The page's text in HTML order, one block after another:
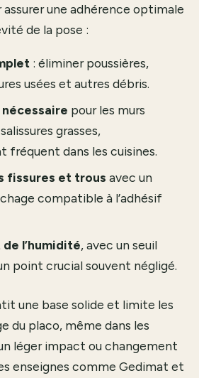
une adhérence optimale
de la pose :
: éliminer poussières,
usées et autres débris.
pour les murs
grasses,
fréquent dans les cuisines.
fissures et trous avec un
compatible à l’adhésif
l’humidité, avec un seuil
point crucial souvent négligé.
une base solide et limite les
du placo, même dans les
léger impact ou changement
enseignes comme Gedimat et